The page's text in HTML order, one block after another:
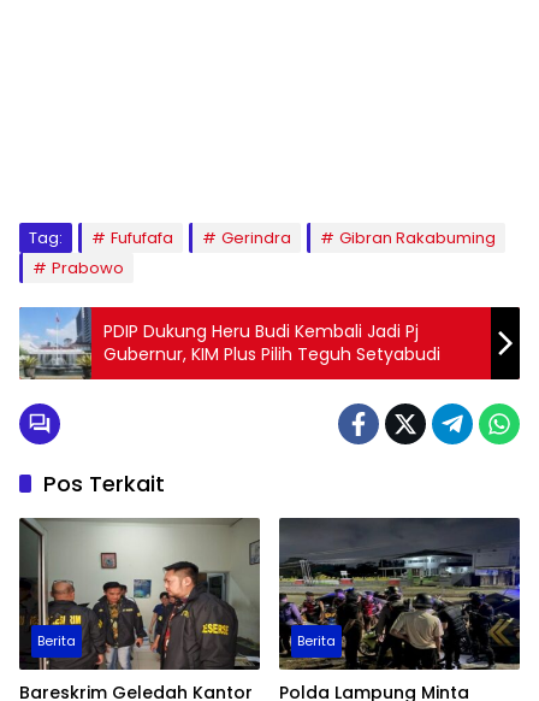
Tag: Fufufafa Gerindra
Gibran Rakabuming
Prabowo
PDIP Dukung Heru Budi Kembali Jadi Pj
Gubernur, KIM Plus Pilih Teguh Setyabudi
Pos Terkait
Berita
Bareskrim Geledah Kantor
Berita
Polda Lampung Minta